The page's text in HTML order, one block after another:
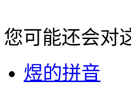
您可能还会对
煜的拼音